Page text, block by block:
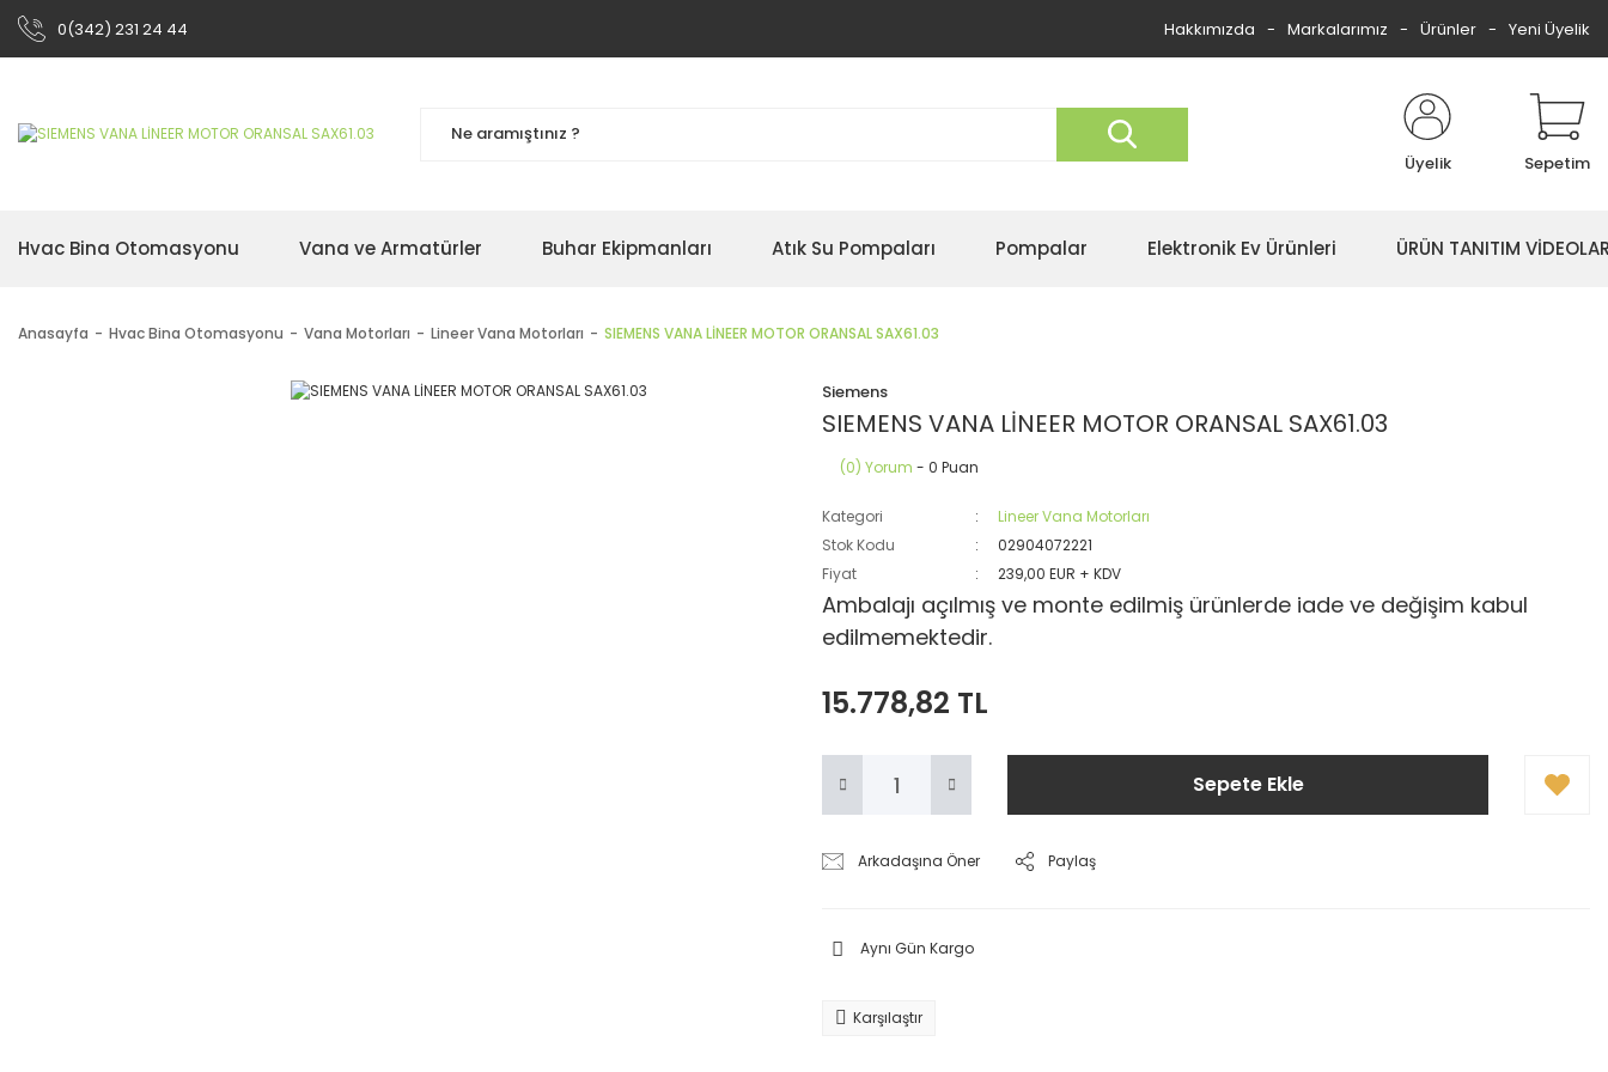
0(342) 231 24 44 Hakkımızda Markalarımız Ürünler Yeni Üyelik
Üyelik Sepetim
Hvac Bina Otomasyonu Vana ve Armatürler Buhar Ekipmanları Atık Su Pompaları Pompalar Elektronik Ev Ürünleri ÜRÜN TANITIM
Anasayfa Hvac Bina Otomasyonu Vana Motorları Lineer Vana Motorları SIEMENS VANA LİNEER MOTOR ORANSAL SAX61.03
Siemens
SIEMENS VANA LİNEER MOTOR ORANSAL SAX61.03
(0) Yorum - 0 Puan
Kategori
Lineer Vana Motorları
Stok Kodu
02904072221
Fiyat
239,00 EUR + KDV
Ambalajı açılmış ve monte edilmiş ürünlerde iade ve değişim kabul
edilmemektedir.
15.778,82 TL
Sepete Ekle
Arkadaşına Öner Paylaş
Aynı Gün Kargo
Karşılaştır